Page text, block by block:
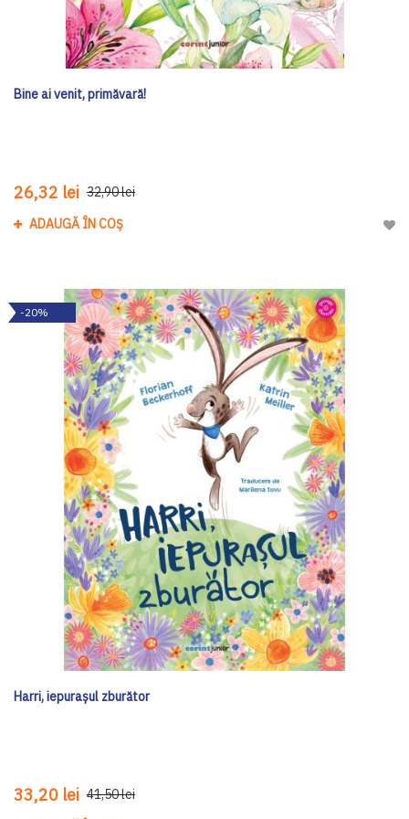
Bine ai venit, primăvară!
26,32 lei 32,90 lei
ADAUGĂ ÎN COȘ
-20%
Harri, iepurașul zburător
33,20 lei 41,50 lei